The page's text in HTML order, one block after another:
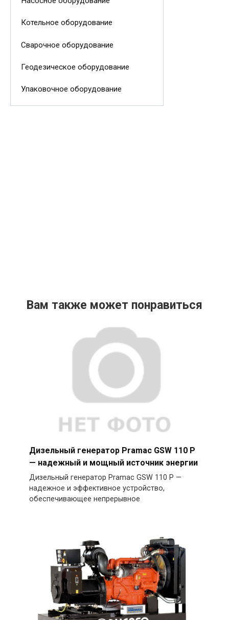
Котельное оборудование
Сварочное оборудование
Геодезическое оборудование
Упаковочное оборудование
Вам также может понравиться
Дизельный генератор Pramac GSW 110 P
— надежный и мощный источник энергии
Дизельный генератор Pramac GSW 110 P —
надежное и эффективное устройство,
обеспечивающее непрерывное